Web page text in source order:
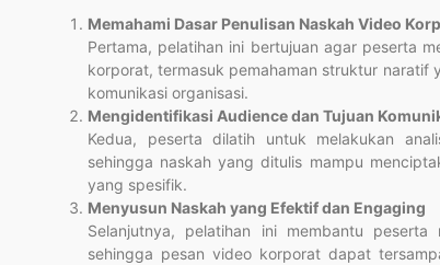
Memahami Dasar Penulisan Naskah Video
Pertama, pelatihan ini bertujuan agar peserta
korporat, termasuk pemahaman struktur naratif
komunikasi organisasi.
Mengidentifikasi Audience dan Tujuan
Kedua, peserta dilatih untuk melakukan
sehingga naskah yang ditulis mampu
yang spesifik.
Menyusun Naskah yang Efektif dan Engaging
Selanjutnya, pelatihan ini membantu
sehingga pesan video korporat dapat